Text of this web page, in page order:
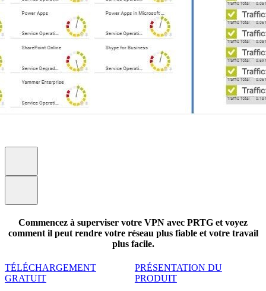
Commencez à superviser votre VPN avec PRTG et voyez
comment il peut rendre votre réseau plus fiable et votre travail
plus facile.
TÉLÉCHARGEMENT
GRATUIT
PRÉSENTATION DU
PRODUIT